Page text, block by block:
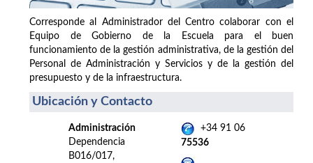
Corresponde al Administrador del Centro colaborar con el
Equipo de Gobierno de la Escuela para el buen
funcionamiento de la gestión administrativa, de la gestión del
Personal de Administración y Servicios y de la gestión del
presupuesto y de la infraestructura.
Ubicación y Contacto
Administración
Dependencia
B016/017,
+34 91 06
75536